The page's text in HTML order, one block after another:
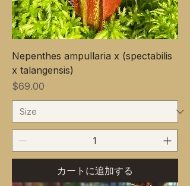
Nepenthes ampullaria x (spectabilis
x talangensis)
価格
$69.00
カートに追加する